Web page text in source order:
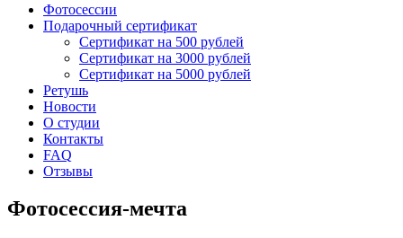
Фотосессии
Подарочный сертификат
Сертификат на 500 рублей
Сертификат на 3000 рублей
Сертификат на 5000 рублей
Ретушь
Новости
О студии
Контакты
FAQ
Отзывы
Фотосессия-мечта